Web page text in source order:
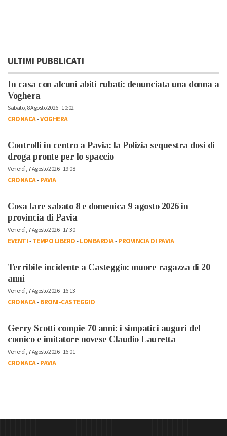
ULTIMI PUBBLICATI
In casa con alcuni abiti rubati: denunciata una donna a
Voghera
Sabato, 8 Agosto 2026 - 10:02
CRONACA-VOGHERA
Controlli in centro a Pavia: la Polizia sequestra dosi di
droga pronte per lo spaccio
Venerdì, 7 Agosto 2026 - 19:08
CRONACA-PAVIA
Cosa fare sabato 8 e domenica 9 agosto 2026 in
provincia di Pavia
Venerdì, 7 Agosto 2026 - 17:30
EVENTI-TEMPO LIBERO-LOMBARDIA-PROVINCIA DI PAVIA
Terribile incidente a Casteggio: muore ragazza di 20
anni
Venerdì, 7 Agosto 2026 - 16:13
CRONACA-BRONI-CASTEGGIO
Gerry Scotti compie 70 anni: i simpatici auguri del
comico e imitatore novese Claudio Lauretta
Venerdì, 7 Agosto 2026 - 16:01
CRONACA-PAVIA